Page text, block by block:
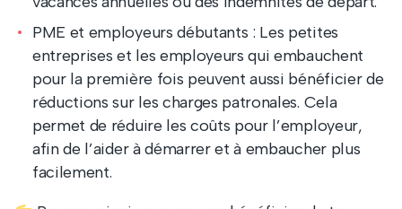
PME et employeurs débutants : Les petites
entreprises et les employeurs qui embauchent
pour la première fois peuvent aussi bénéficier de
réductions sur les charges patronales. Cela
permet de réduire les coûts pour l’employeur,
afin de l’aider à démarrer et à embaucher plus
facilement.